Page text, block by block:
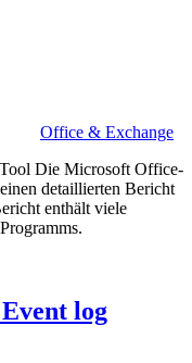
Office & Exchange
Die Microsoft Office-
detaillierten Bericht
enthält viele
log